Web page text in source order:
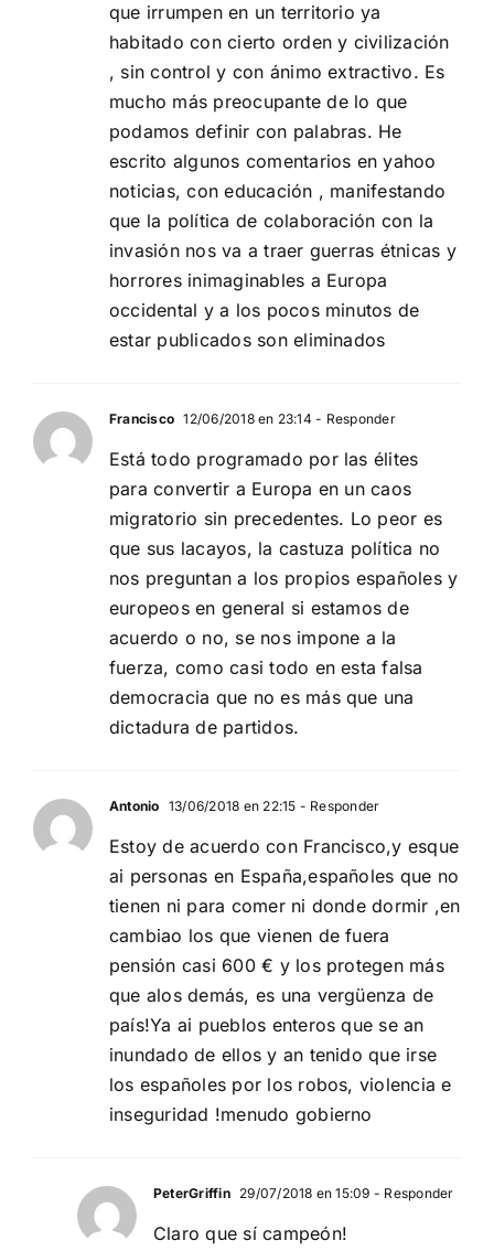
que irrumpen en un territorio ya
habitado con cierto orden y civilización
, sin control y con ánimo extractivo. Es
mucho más preocupante de lo que
podamos definir con palabras. He
escrito algunos comentarios en yahoo
noticias, con educación , manifestando
que la política de colaboración con la
invasión nos va a traer guerras étnicas y
horrores inimaginables a Europa
occidental y a los pocos minutos de
estar publicados son eliminados
Francisco 12/06/2018 en 23:14 - Responder
Está todo programado por las élites
para convertir a Europa en un caos
migratorio sin precedentes. Lo peor es
que sus lacayos, la castuza política no
nos preguntan a los propios españoles y
europeos en general si estamos de
acuerdo o no, se nos impone a la
fuerza, como casi todo en esta falsa
democracia que no es más que una
dictadura de partidos.
Antonio 13/06/2018 en 22:15 - Responder
Estoy de acuerdo con Francisco,y esque
ai personas en España,españoles que no
tienen ni para comer ni donde dormir ,en
cambiao los que vienen de fuera
pensión casi 600 € y los protegen más
que alos demás, es una vergüenza de
país!Ya ai pueblos enteros que se an
inundado de ellos y an tenido que irse
los españoles por los robos, violencia e
inseguridad !menudo gobierno
PeterGriffin 29/07/2018 en 15:09 - Responder
Claro que sí campeón!